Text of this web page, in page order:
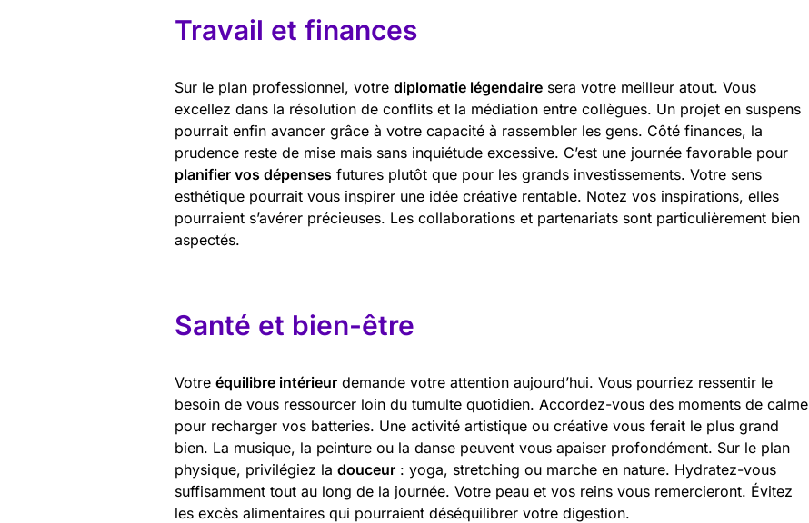
Travail et finances
Sur le plan professionnel, votre diplomatie légendaire sera votre meilleur atout. Vous
excellez dans la résolution de conflits et la médiation entre collègues. Un projet en suspens
pourrait enfin avancer grâce à votre capacité à rassembler les gens. Côté finances, la
prudence reste de mise mais sans inquiétude excessive. C’est une journée favorable pour
planifier vos dépenses futures plutôt que pour les grands investissements. Votre sens
esthétique pourrait vous inspirer une idée créative rentable. Notez vos inspirations, elles
pourraient s’avérer précieuses. Les collaborations et partenariats sont particulièrement bien
aspectés.
Santé et bien-être
Votre équilibre intérieur demande votre attention aujourd’hui. Vous pourriez ressentir le
besoin de vous ressourcer loin du tumulte quotidien. Accordez-vous des moments de calme
pour recharger vos batteries. Une activité artistique ou créative vous ferait le plus grand
bien. La musique, la peinture ou la danse peuvent vous apaiser profondément. Sur le plan
physique, privilégiez la douceur : yoga, stretching ou marche en nature. Hydratez-vous
suffisamment tout au long de la journée. Votre peau et vos reins vous remercieront. Évitez
les excès alimentaires qui pourraient déséquilibrer votre digestion.